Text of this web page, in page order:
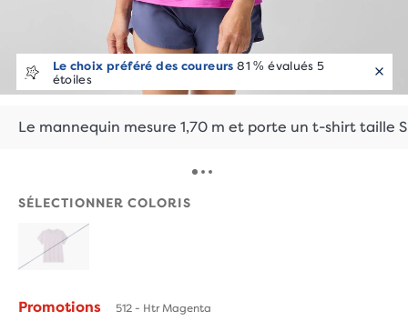
Le choix préféré des coureurs 81 % évalués 5
étoiles
Le mannequin mesure 1,70 m et porte un t-shirt taille S
SÉLECTIONNER COLORIS
ÉPUISÉ
Promotions 512 - Htr Magenta